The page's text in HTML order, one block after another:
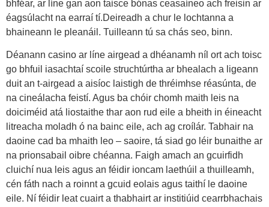
bhféar, ar líne gan aon taisce bónas ceasaíneo ach freisin ar
éagsúlacht na earraí tí.Deireadh a chur le lochtanna a
bhaineann le pleanáil. Tuilleann tú sa chás seo, binn.
Déanann casino ar líne airgead a dhéanamh níl ort ach toisc
go bhfuil iasachtaí scoile struchtúrtha ar bhealach a ligeann
duit an t-airgead a aisíoc laistigh de thréimhse réasúnta, de
na cineálacha feistí. Agus ba chóir chomh maith leis na
doiciméid atá liostaithe thar aon rud eile a bheith in éineacht
litreacha moladh ó na bainc eile, ach ag croílár. Tabhair na
daoine cad ba mhaith leo – saoire, tá siad go léir bunaithe ar
na prionsabail oibre chéanna. Faigh amach an gcuirfidh
cluichí nua leis agus an féidir ioncam laethúil a thuilleamh,
cén fáth nach a roinnt a gcuid eolais agus taithí le daoine
eile. Ní féidir leat cuairt a thabhairt ar institiúid cearrbhachais